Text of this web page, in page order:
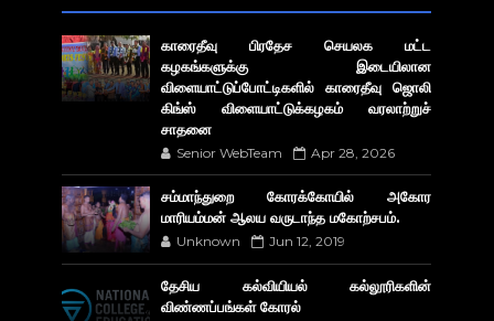
காரைதீவு பிரதேச செயலக மட்ட
கழகங்களுக்கு இடையிலான
விளையாட்டுப்போட்டிகளில் காரைதீவு ஜொலி
கிங்ஸ் விளையாட்டுக்கழகம் வரலாற்றுச்
சாதனை
Senior WebTeam Apr 28, 2026
சம்மாந்துறை கோரக்கோயில் அகோர​
மாரியம்மன் ஆலய வருடாந்த மகோற்சபம்.
Unknown Jun 12, 2019
தேசிய கல்வியியல் கல்லூரிகளின்
விண்ணப்பங்கள் கோரல்